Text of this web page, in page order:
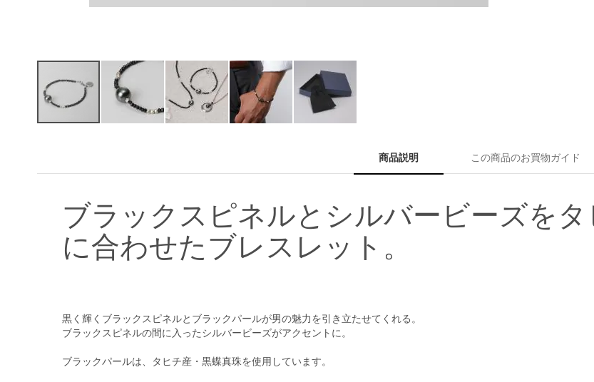
ジ
商品説明
ブラックスピネルとシルバービーズを
に合わせたブレスレット。
黒く輝くブラックスピネルとブラックパールが男の魅力を引き立たせてくれる。
ブラックスピネルの間に入ったシルバービーズがアクセントに。
ブラックパールは、タヒチ産・黒蝶真珠を使用しています。
この商品のお買物ガイド